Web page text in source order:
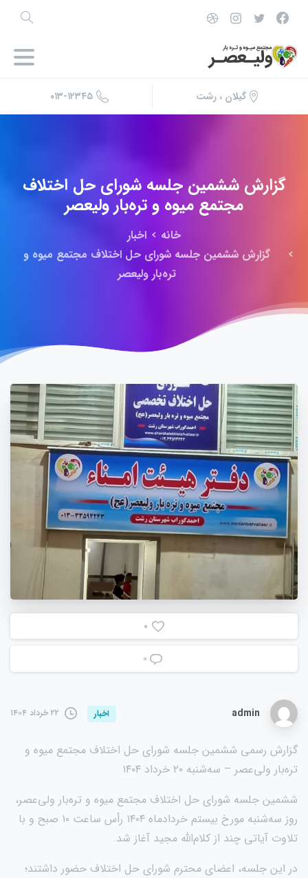
گیلان ، رشت ۰۱۳-۱۲۳۴۵
گزارش ششمین جلسه شورای حل اختلاف
مجتمع میوه و تره‌بار ولیعصر
خانه
اخبار
گزارش ششمین جلسه شورای حل اختلاف مجتمع میوه و
تره‌بار ولیعصر
0
۰
admin اخبار ۲۲ خرداد ۱۴۰۴
گزارش رسمی ششمین جلسه شورای حل اختلاف مجتمع میوه و
تره‌بار ولی‌عصر – سه‌شنبه ۲۰ خرداد ۱۴۰۴
ششمین جلسه شورای حل اختلاف مجتمع میوه و تره‌بار ولی‌عصر،
روز سه‌شنبه مورخ بیستم خردادماه ۱۴۰۴ رأس ساعت ۱۰ صبح و با
تلاوت آیاتی چند از کلام‌الله مجید آغاز شد.
در این جلسه، اعضای محترم شورای حل اختلاف حضور داشتند؛